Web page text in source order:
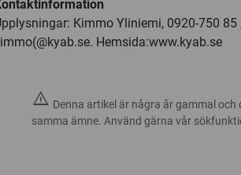
Kimmo Yliniemi, 0920-750 85
Hemsida:www.kyab.se
warning Denna artikel är några år gammal
samma ämne. Använd gärna vår